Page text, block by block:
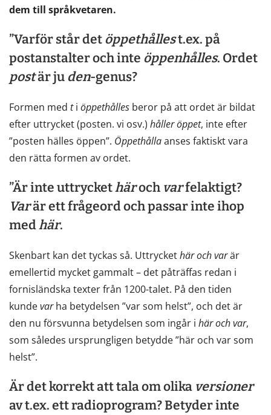
dem till språkvetaren.
”Varför står detöppethållest.ex. på
postanstalter och inte öppenhålles. Ordet
postär juden-genus?
Formen med ti öppethålles beror på att ordet är bildat
efter uttrycket (posten. vi osv.) hålleröppet, inte efter
”posten hälles öppen”. Öppethållaanses faktiskt vara
den rätta formen av ordet.
”Är inte uttryckethäroch varfelaktigt?
Varär ett frågeord och passar inte ihop
medhär.
Skenbart kan det tyckas så. Uttryckethärochvarär
emellertid mycket gammalt – det påträffas redan i
fornisländska texter från 1200-talet. På den tiden
kundevarha betydelsen ”var som helst”, och det är
den nu försvunna betydelsen som ingår i härochvar,
som således ursprungligen betydde ”här och var som
helst”.
Är det korrekt att tala om olika versioner
av t.ex. ett radioprogram? Betyder inte